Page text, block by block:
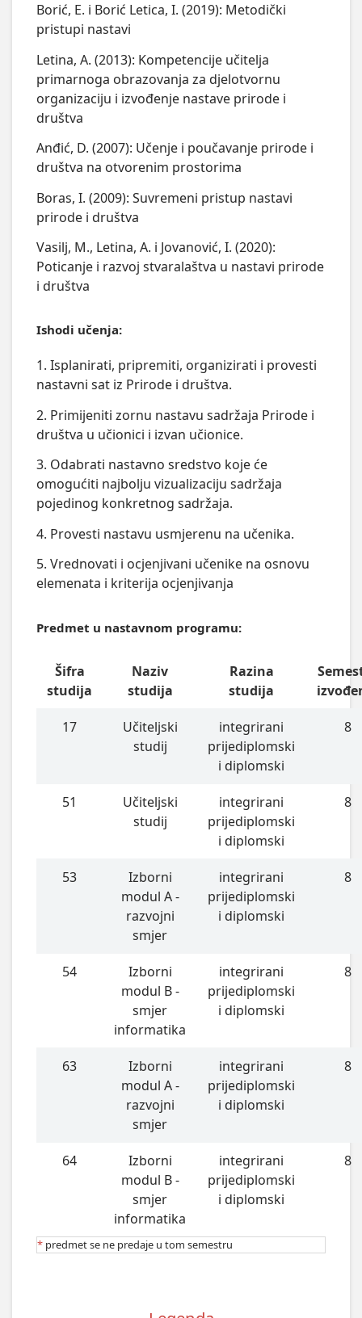
Borić, E. i Borić Letica, I. (2019): Metodički
pristupi nastavi
Letina, A. (2013): Kompetencije učitelja
primarnoga obrazovanja za djelotvornu
organizaciju i izvođenje nastave prirode i
društva
Anđić, D. (2007): Učenje i poučavanje prirode i
društva na otvorenim prostorima
Boras, I. (2009): Suvremeni pristup nastavi
prirode i društva
Vasilj, M., Letina, A. i Jovanović, I. (2020):
Poticanje i razvoj stvaralaštva u nastavi prirode
i društva
Ishodi učenja:
1. Isplanirati, pripremiti, organizirati i provesti
nastavni sat iz Prirode i društva.
2. Primijeniti zornu nastavu sadržaja Prirode i
društva u učionici i izvan učionice.
3. Odabrati nastavno sredstvo koje će
omogućiti najbolju vizualizaciju sadržaja
pojedinog konkretnog sadržaja.
4. Provesti nastavu usmjerenu na učenika.
5. Vrednovati i ocjenjivani učenike na osnovu
elemenata i kriterija ocjenjivanja
Predmet u nastavnom programu:
Šifra
studija
Naziv
studija
Razina
studija
17
Učiteljski
studij
integrirani
prijediplomski
i diplomski
8
51
Učiteljski
studij
integrirani
prijediplomski
i diplomski
8
53
Izborni
modul A -
razvojni
smjer
integrirani
prijediplomski
i diplomski
8
54
Izborni
modul B -
smjer
informatika
integrirani
prijediplomski
i diplomski
8
63
Izborni
modul A -
razvojni
smjer
integrirani
prijediplomski
i diplomski
8
64
Izborni
modul B -
smjer
informatika
integrirani
prijediplomski
i diplomski
8
* predmet se ne predaje u tom semestru